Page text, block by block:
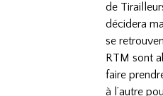
de
décidera
se
RTM sont
faire
à l’autre